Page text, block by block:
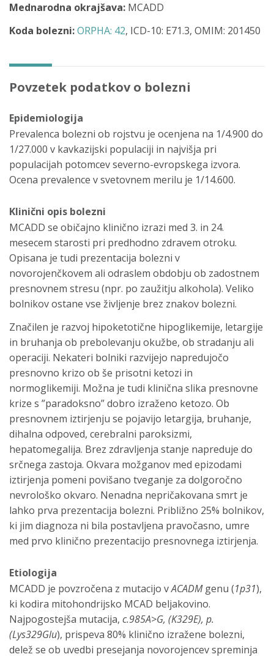
Mednarodna okrajšava: MCADD
Koda bolezni:ORPHA: 42, ICD-10: E71.3, OMIM: 201450
Povzetek podatkov o bolezni
Epidemiologija
Prevalenca bolezni ob rojstvu je ocenjena na 1/4.900 do
1/27.000 v kavkazijski populaciji in najvišja pri
populacijah potomcev severno-evropskega izvora.
Ocena prevalence v svetovnem merilu je 1/14.600.
Klinični opis bolezni
MCADD se običajno klinično izrazi med 3. in 24.
mesecem starosti pri predhodno zdravem otroku.
Opisana je tudi prezentacija bolezni v
novorojenčkovem ali odraslem obdobju ob zadostnem
presnovnem stresu (npr. po zaužitju alkohola). Veliko
bolnikov ostane vse življenje brez znakov bolezni.
Značilen je razvoj hipoketotične hipoglikemije, letargije
in bruhanja ob prebolevanju okužbe, ob stradanju ali
operaciji. Nekateri bolniki razvijejo napredujočo
presnovno krizo ob še prisotni ketozi in
normoglikemiji. Možna je tudi klinična slika presnovne
krize s ”paradoksno” dobro izraženo ketozo. Ob
presnovnem iztirjenju se pojavijo letargija, bruhanje,
dihalna odpoved, cerebralni paroksizmi,
hepatomegalija. Brez zdravljenja stanje napreduje do
srčnega zastoja. Okvara možganov med epizodami
iztirjenja pomeni povišano tveganje za dolgoročno
nevrološko okvaro. Nenadna nepričakovana smrt je
lahko prva prezentacija bolezni. Približno 25% bolnikov,
ki jim diagnoza ni bila postavljena pravočasno, umre
med prvo klinično prezentacijo presnovnega iztirjenja.
Etiologija
MCADD je povzročena z mutacijo vACADMgenu (1p31),
ki kodira mitohondrijsko MCAD beljakovino.
Najpogostejša mutacija, c.985A>G, (K329E), p.
(Lys329Glu), prispeva 80% klinično izražene bolezni,
delež se ob uvedbi presejanja novorojencev spreminja